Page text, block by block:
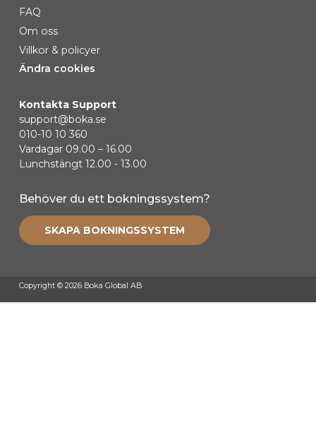
FAQ
Om oss
Villkor & policyer
Ändra cookies
Kontakta Support
support@boka.se
010-10 10 360
Vardagar 09.00 – 16.00
Lunchstängt 12.00 - 13.00
Behöver du ett bokningssystem?
SKAPA BOKNINGSSYSTEM
Copyright © 2026 Boka Global AB